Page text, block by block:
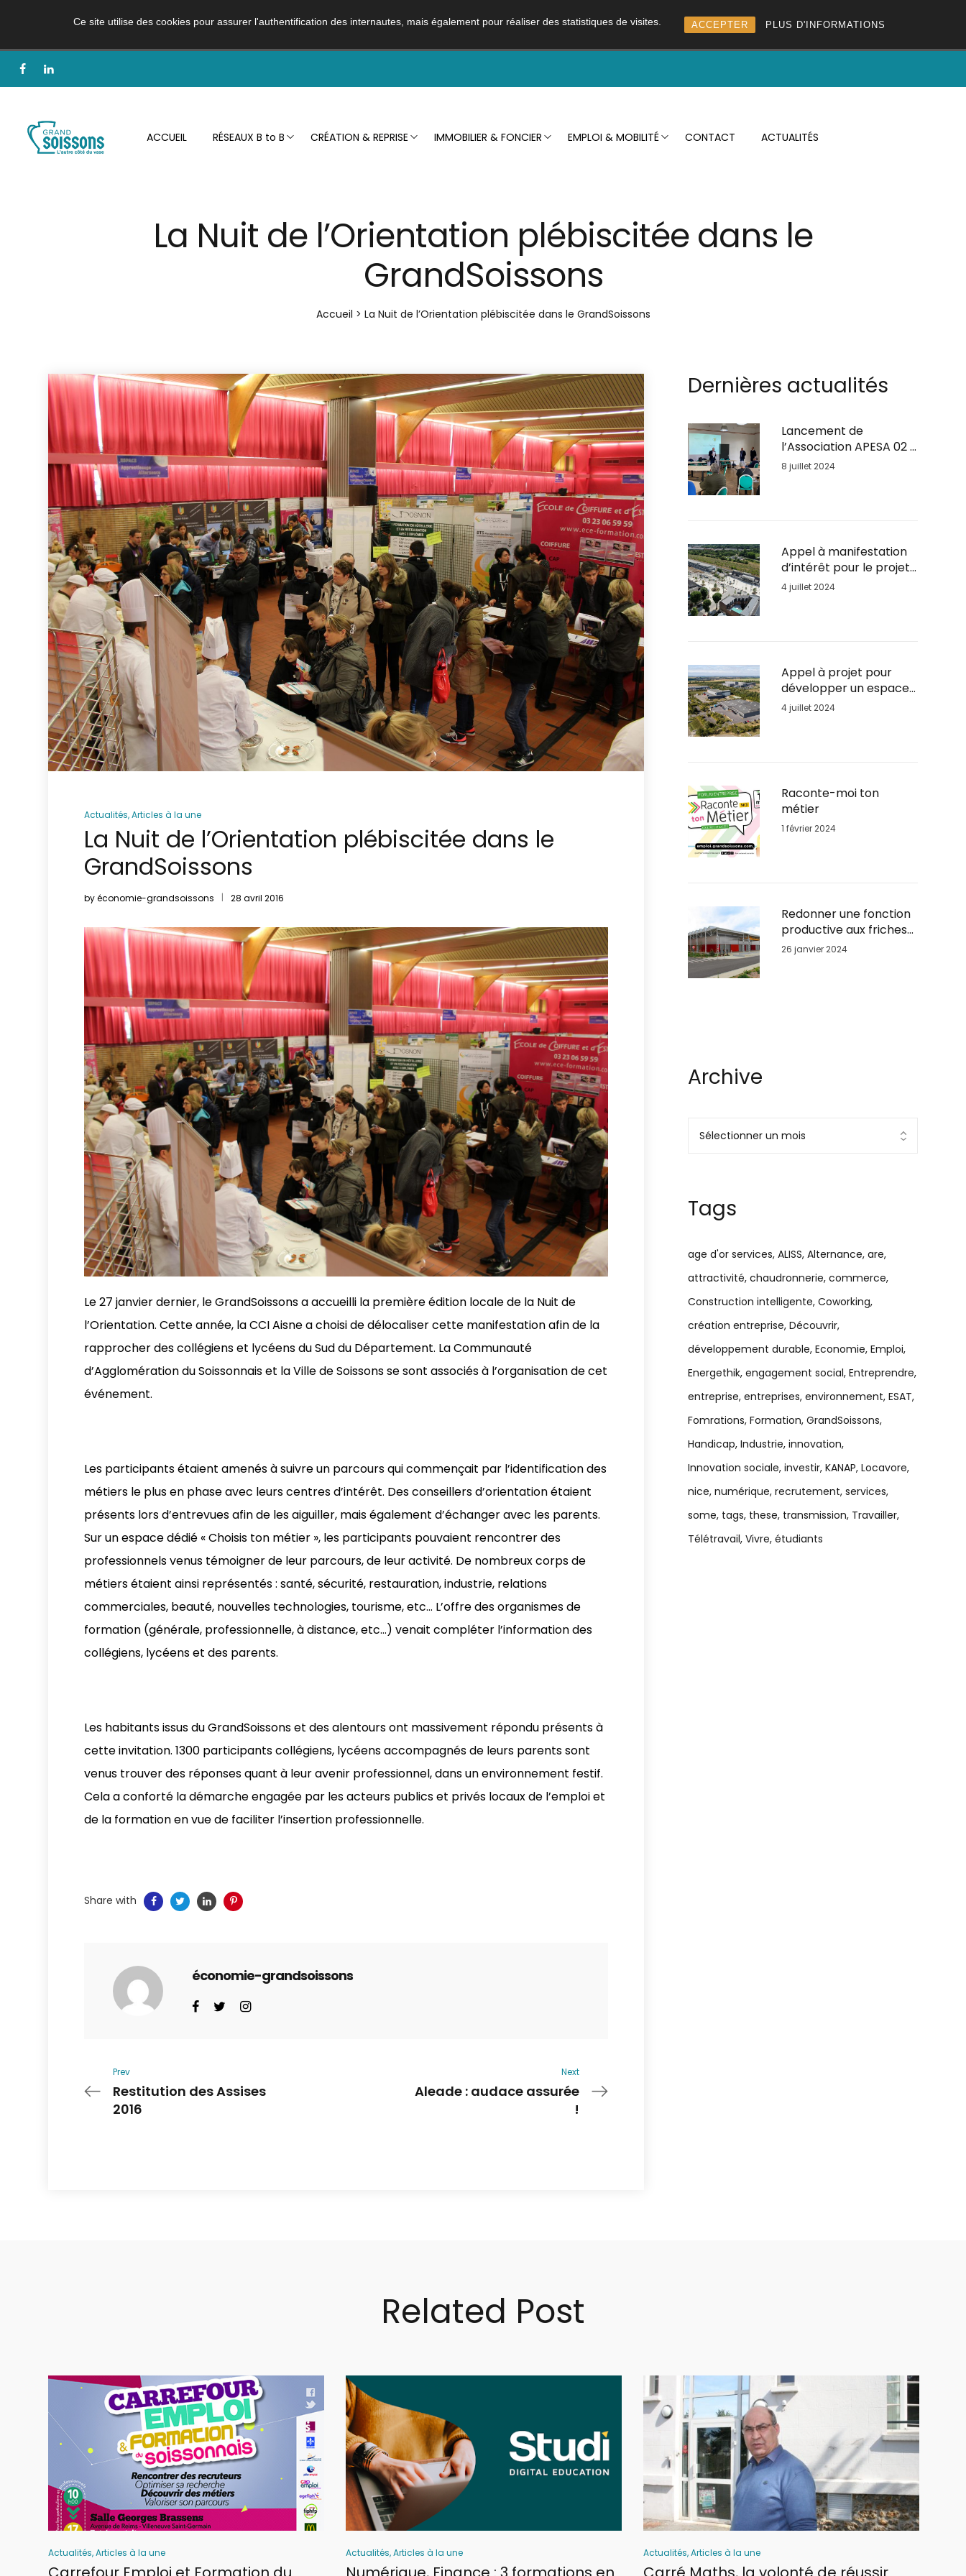
Ce site utilise des cookies pour assurer l'authentification des internautes, mais également pour réaliser des statistiques de visites. ACCEPTER PLUS D'INFORMATIONS
ACCUEIL RÉSEAUX B to B CRÉATION & REPRISE IMMOBILIER & FONCIER EMPLOI & MOBILITÉ CONTACT ACTUALITÉS
La Nuit de l’Orientation plébiscitée dans le
GrandSoissons
Accueil > La Nuit de l’Orientation plébiscitée dans le GrandSoissons
Dernières actualités
Lancement de
l’Association APESA 02 :
Soutien Psychologique
8 juillet 2024
Appel à manifestation
d’intérêt pour le projet
urbain du quartier de la
4 juillet 2024
Appel à projet pour
développer un espace
de services aux
4 juillet 2024
Raconte-moi ton
métier
1 février 2024
Redonner une fonction
productive aux friches
urbaines : Le succès de
26 janvier 2024
Archive
Tags
age d'or services ALISS Alternance are
attractivité chaudronnerie commerce
Construction intelligente Coworking
création entreprise Découvrir
développement durable Economie Emploi
Energethik engagement social Entreprendre
entreprise entreprises environnement ESAT
Fomrations Formation GrandSoissons
Handicap Industrie innovation
Innovation sociale investir KANAP Locavore
nice numérique recrutement services
some tags these transmission Travailler
Télétravail Vivre étudiants
Actualités,Articles à la une
La Nuit de l’Orientation plébiscitée dans le
GrandSoissons
byéconomie-grandsoissons 28 avril 2016
Le 27 janvier dernier, le GrandSoissons a accueilli la première édition locale de la Nuit de
l’Orientation. Cette année, la CCI Aisne a choisi de délocaliser cette manifestation afin de la
rapprocher des collégiens et lycéens du Sud du Département. La Communauté
d’Agglomération du Soissonnais et la Ville de Soissons se sont associés à l’organisation de cet
événement.
Les participants étaient amenés à suivre un parcours qui commençait par l’identification des
métiers le plus en phase avec leurs centres d’intérêt. Des conseillers d’orientation étaient
présents lors d’entrevues afin de les aiguiller, mais également d’échanger avec les parents.
Sur un espace dédié « Choisis ton métier », les participants pouvaient rencontrer des
professionnels venus témoigner de leur parcours, de leur activité. De nombreux corps de
métiers étaient ainsi représentés : santé, sécurité, restauration, industrie, relations
commerciales, beauté, nouvelles technologies, tourisme, etc… L’offre des organismes de
formation (générale, professionnelle, à distance, etc…) venait compléter l’information des
collégiens, lycéens et des parents.
Les habitants issus du GrandSoissons et des alentours ont massivement répondu présents à
cette invitation. 1300 participants collégiens, lycéens accompagnés de leurs parents sont
venus trouver des réponses quant à leur avenir professionnel, dans un environnement festif.
Cela a conforté la démarche engagée par les acteurs publics et privés locaux de l’emploi et
de la formation en vue de faciliter l’insertion professionnelle.
Share with
économie-grandsoissons
Prev
Restitution des Assises
2016
Next
Aleade : audace assurée
!
Related Post
Actualités,Articles à la une Actualités,Articles à la une Actualités,Articles à la une